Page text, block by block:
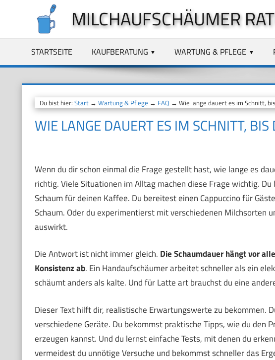
springen
MILCHAUFSCHÄUMER
STARTSEITE KAUFBERATUNG WARTUNG & PFLEGE
Du bist hier: Start→ Wartung & Pflege → FAQ → Wie lange dauert es im Schnitt,
WIE LANGE DAUERT ES IM SCHNITT,
Wenn du dir schon einmal die Frage gestellt hast, wie lange es
richtig. Viele Situationen im Alltag machen diese Frage wichtig.
Schaum für deinen Kaffee. Du bereitest einen Cappuccino für
Schaum. Oder du experimentierst mit verschiedenen Milchsorten
auswirkt.
Die Antwort ist nicht immer gleich. Die Schaumdauer hängt vor
Konsistenz ab. Ein Handaufschäumer arbeitet schneller als ein
schäumt anders als kalte. Und für Latte art brauchst du eine
Dieser Text hilft dir, realistische Erwartungswerte zu bekommen.
verschiedene Geräte. Du bekommst praktische Tipps, wie du den
erzeugen kannst. Und du lernst einfache Tests, mit denen du
vermeidest du unnötige Versuche und bekommst schneller das